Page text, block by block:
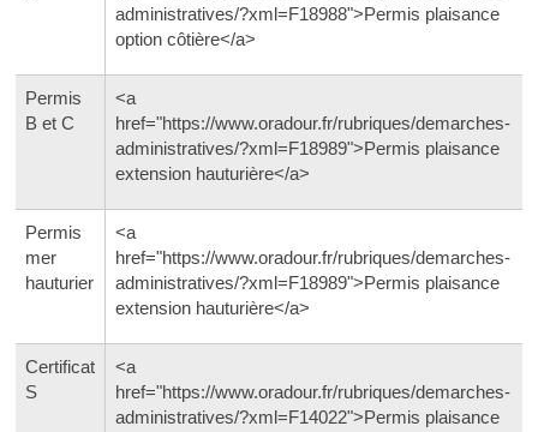
administratives/?xml=F18988">Permis plaisance
option côtière</a>
Permis
B et C
<a
href="https://www.oradour.fr/rubriques/demarches-
administratives/?xml=F18989">Permis plaisance
extension hauturière</a>
Permis
mer
hauturier
<a
href="https://www.oradour.fr/rubriques/demarches-
administratives/?xml=F18989">Permis plaisance
extension hauturière</a>
Certificat
S
<a
href="https://www.oradour.fr/rubriques/demarches-
administratives/?xml=F14022">Permis plaisance